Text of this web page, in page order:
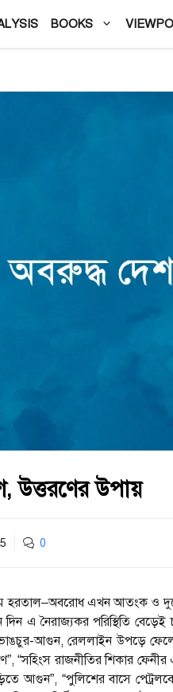
BOOKS
উত্তরণের উপায়
0
হরতাল–অবরোধ এখন আতংক ও
এ নৈরাজ্যকর পরিস্থিতি
ভাঙচুর-আগুন, রেললাইন উপড়ে
“সহিংস রাজনীতির শিকার ফেনীর
আগুন”,‍ “পুলিশের বাসে